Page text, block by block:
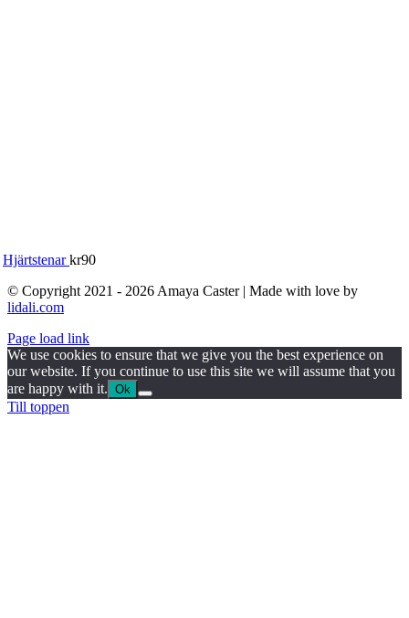
Hjärtstenar kr90
© Copyright 2021 - 2026 Amaya Caster | Made with love by
lidali.com
Page load link
We use cookies to ensure that we give you the best experience on
our website. If you continue to use this site we will assume that you
are happy with it. Ok
Till toppen